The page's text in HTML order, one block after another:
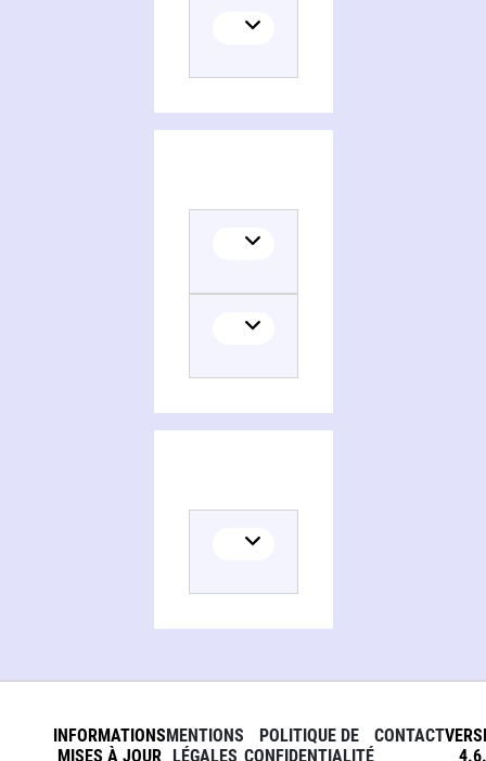
INFORMATIONS
MISES À JOUR
MENTIONS
LÉGALES
POLITIQUE DE
CONFIDENTIALITÉ
CONTACT